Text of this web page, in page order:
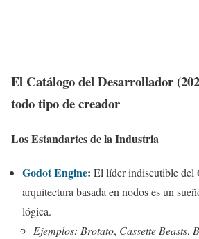
El Catálogo del Desarrollador
todo tipo de creador
Los Estandartes de la Industria
Godot Engine: El líder indiscutible del
arquitectura basada en nodos es un
lógica.
Ejemplos: Brotato, Cassette Beasts,